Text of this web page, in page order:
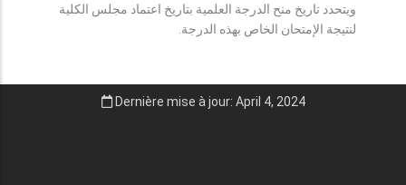
ويتحدد تاريخ منح الدرجة العلمية بتاريخ اعتماد مجلس الكلية
لنتيجة الإمتحان الخاص بهذه الدرجة.
Dernière mise à jour: April 4, 2024